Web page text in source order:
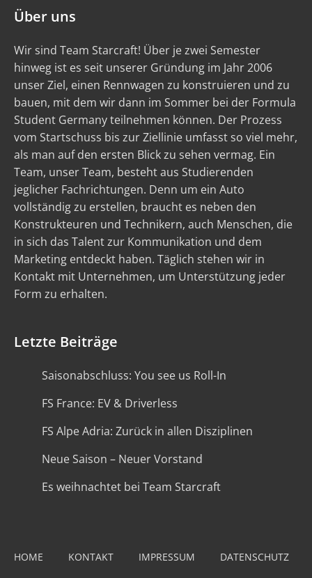
Über uns
Wir sind Team Starcraft! Über je zwei Semester
hinweg ist es seit unserer Gründung im Jahr 2006
unser Ziel, einen Rennwagen zu konstruieren und zu
bauen, mit dem wir dann im Sommer bei der Formula
Student Germany teilnehmen können. Der Prozess
vom Startschuss bis zur Ziellinie umfasst so viel mehr,
als man auf den ersten Blick zu sehen vermag. Ein
Team, unser Team, besteht aus Studierenden
jeglicher Fachrichtungen. Denn um ein Auto
vollständig zu erstellen, braucht es neben den
Konstrukteuren und Technikern, auch Menschen, die
in sich das Talent zur Kommunikation und dem
Marketing entdeckt haben. Täglich stehen wir in
Kontakt mit Unternehmen, um Unterstützung jeder
Form zu erhalten.
Letzte Beiträge
Saisonabschluss: You see us Roll-In
FS France: EV & Driverless
FS Alpe Adria: Zurück in allen Disziplinen
Neue Saison – Neuer Vorstand
Es weihnachtet bei Team Starcraft
HOME KONTAKT IMPRESSUM DATENSCHUTZ